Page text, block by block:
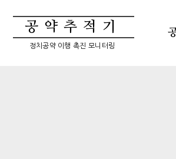
공약추적기
정치공약 이행 촉진 모니터링